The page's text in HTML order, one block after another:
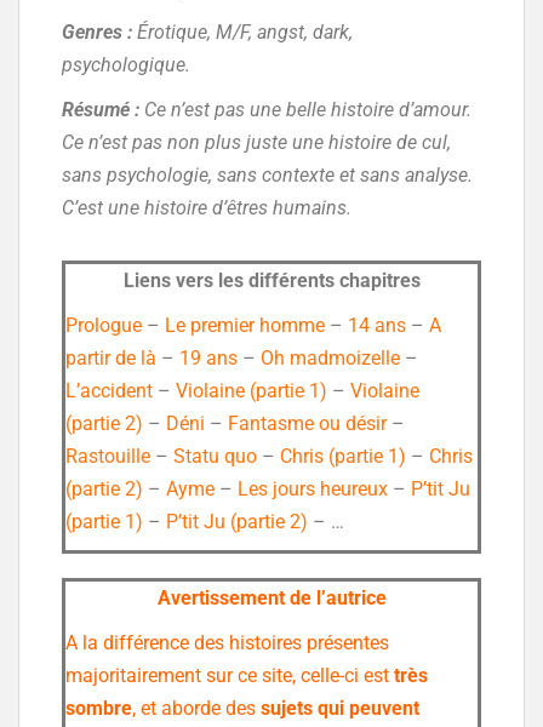
Genres : Érotique, M/F, angst, dark,
psychologique.
Résumé : Ce n’est pas une belle histoire d’amour.
Ce n’est pas non plus juste une histoire de cul,
sans psychologie, sans contexte et sans analyse.
C’est une histoire d’êtres humains.
Liens vers les différents chapitres
Prologue – Le premier homme – 14 ans – A
partir de là – 19 ans – Oh madmoizelle –
L’accident – Violaine (partie 1) – Violaine
(partie 2) – Déni – Fantasme ou désir–
Rastouille – Statu quo – Chris (partie 1) – Chris
(partie 2) – Ayme – Les jours heureux – P’tit Ju
(partie 1) – P’tit Ju (partie 2) – …
Avertissement de l’autrice
A la différence des histoires présentes
majoritairement sur ce site, celle-ci est très
sombre, et aborde des sujets qui peuvent